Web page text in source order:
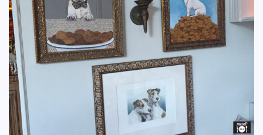
CREATIVA
DULCE
FUSIÓN